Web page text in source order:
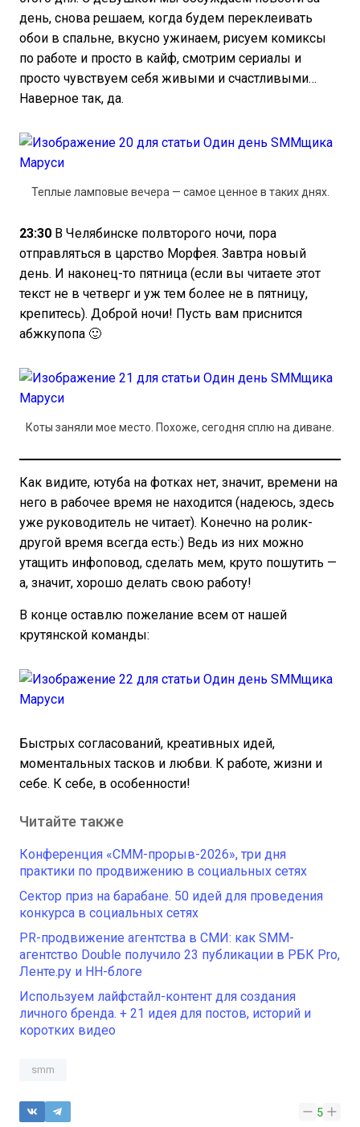
день, снова решаем, когда будем переклеивать
обои в спальне, вкусно ужинаем, рисуем комиксы
по работе и просто в кайф, смотрим сериалы и
просто чувствуем себя живыми и счастливыми…
Наверное так, да.
Теплые ламповые вечера — самое ценное в таких днях.
23:30 В Челябинске полвторого ночи, пора
отправляться в царство Морфея. Завтра новый
день. И наконец-то пятница (если вы читаете этот
текст не в четверг и уж тем более не в пятницу,
крепитесь). Доброй ночи! Пусть вам приснится
абжкупопа 🙂
Коты заняли мое место. Похоже, сегодня сплю на диване.
Как видите, ютуба на фотках нет, значит, времени на
него в рабочее время не находится (надеюсь, здесь
уже руководитель не читает). Конечно на ролик-
другой время всегда есть:) Ведь из них можно
утащить инфоповод, сделать мем, круто пошутить —
а, значит, хорошо делать свою работу!
В конце оставлю пожелание всем от нашей
крутянской команды:
Быстрых согласований, креативных идей,
моментальных тасков и любви. К работе, жизни и
себе. К себе, в особенности!
Читайте также
Конференция «СММ-прорыв-2026», три дня
практики по продвижению в социальных сетях
Сектор приз на барабане. 50 идей для проведения
конкурса в социальных сетях
PR-продвижение агентства в СМИ: как SMM-
агентство Double получило 23 публикации в РБК Pro,
Ленте.ру и HH-блоге
Используем лайфстайл-контент для создания
личного бренда. + 21 идея для постов, историй и
коротких видео
smm
5